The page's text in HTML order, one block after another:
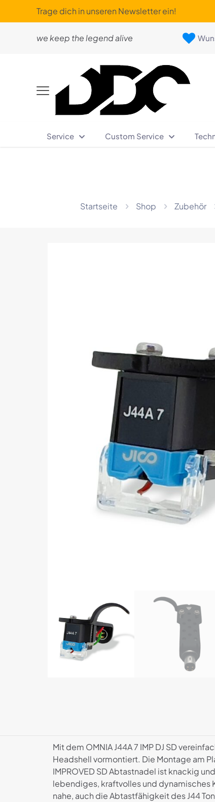
Trage dich in unseren Newsletter ein!
we keep the legend alive
Service Custom Service
Startseite Shop Zubehör
Mit dem OMNIA J44A 7 IMP DJ SD
Headshell vormontiert. Die Montage am
IMPROVED SD Abtastnadel ist knackig
lebendiges, kraftvolles und dynamisches
nahe, auch die Abtastfähigkeit des J44